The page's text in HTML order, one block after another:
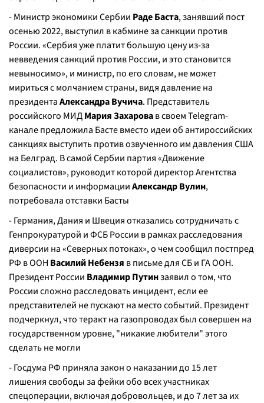
- Министр экономики Сербии Раде Баста, занявший пост
осенью 2022, выступил в кабмине за санкции против
России. «Сербия уже платит большую цену из-за
невведения санкций против России, и это становится
невыносимо», и министр, по его словам, не может
мириться с молчанием страны, видя давление на
президентаАлександра Вучича. Представитель
российского МИДМария Захаровав своем Telegram-
канале предложила Басте вместо идеи об антироссийских
санкциях выступить против озвученного им давления США
на Белград. В самой Сербии партия «Движение
социалистов», руководит которой директор Агентства
безопасности и информацииАлександр Вулин,
потребовала отставки Басты
- Германия, Дания и Швеция отказались сотрудничать с
Генпрокуратурой и ФСБ России в рамках расследования
диверсии на «Северных потоках», о чем сообщил постпред
РФ в ООН Василий Небензя в письме для СБ и ГА ООН.
Президент России Владимир Путинзаявил о том, что
России сложно расследовать инцидент, если ее
представителей не пускают на место событий. Президент
подчеркнул, что теракт на газопроводах был совершен на
государственном уровне, "никакие любители" этого
сделать не могли
- Госдума РФ приняла закон о наказании до 15 лет
лишения свободы за фейки обо всех участниках
спецоперации, включая добровольцев, и до 7 лет за их